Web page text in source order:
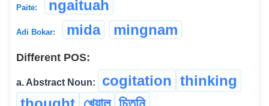
Paite: ngaituah
Adi Bokar: mida mingnam
Different POS:
a. Abstract Noun: cogitation thinking